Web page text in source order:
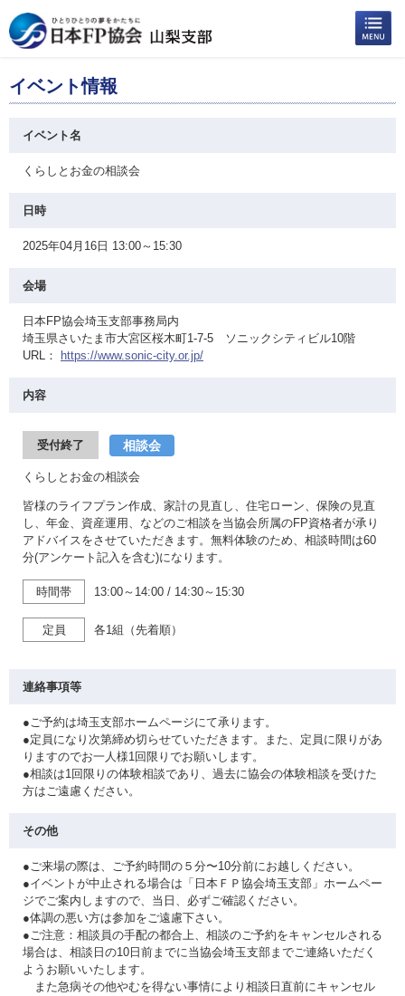
イベント情報
イベント名
くらしとお金の相談会
日時
2025年04月16日 13:00～15:30
会場
日本FP協会埼玉支部事務局内
埼玉県さいたま市大宮区桜木町1-7-5 ソニックシティビル10階
URL：
https://www.sonic-city.or.jp/
内容
受付終了 相談会
くらしとお金の相談会
皆様のライフプラン作成、家計の見直し、住宅ローン、保険の見直
し、年金、資産運用、などのご相談を当協会所属のFP資格者が承り
アドバイスをさせていただきます。無料体験のため、相談時間は60
分(アンケート記入を含む)になります。
時間帯 13:00～14:00 / 14:30～15:30
定員 各1組（先着順）
連絡事項等
●ご予約は埼玉支部ホームページにて承ります。
●定員になり次第締め切らせていただきます。また、定員に限りがあ
りますのでお一人様1回限りでお願いします。
●相談は1回限りの体験相談であり、過去に協会の体験相談を受けた
方はご遠慮ください。
その他
●ご来場の際は、ご予約時間の５分〜10分前にお越しください。
●イベントが中止される場合は「日本ＦＰ協会埼玉支部」ホームペー
ジでご案内しますので、当日、必ずご確認ください。
●体調の悪い方は参加をご遠慮下さい。
●ご注意：相談員の手配の都合上、相談のご予約をキャンセルされる
場合は、相談日の10日前までに当協会埼玉支部までご連絡いただく
ようお願いいたします。
また急病その他やむを得ない事情により相談日直前にキャンセル